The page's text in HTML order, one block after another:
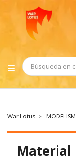
War Lotus
Material